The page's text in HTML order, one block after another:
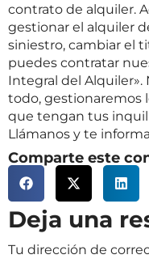
contrato de alquiler.
gestionar el alquiler
siniestro, cambiar el
puedes contratar
Integral del Alquiler».
todo, gestionaremos
que tengan tus
Llámanos y te
Comparte este
Deja una
Tu dirección de